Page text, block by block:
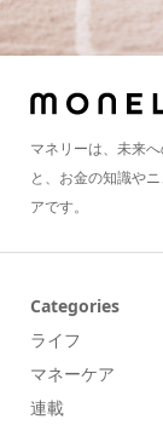
マネリーは、未来
と、お金の知識や
アです。
Categories
ライフ
マネーケア
連載